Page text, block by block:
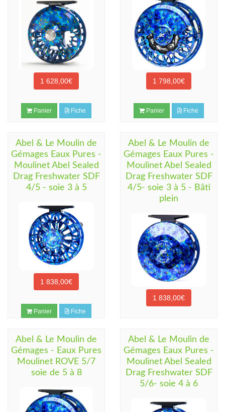
1 628,00€
Panier Fiche
1 798,00€
Panier Fiche
Abel & Le Moulin de
Gémages Eaux Pures -
Moulinet Abel Sealed
Drag Freshwater SDF
4/5 - soie 3 à 5
1 838,00€
Panier Fiche
Abel & Le Moulin de
Gémages Eaux Pures -
Moulinet Abel Sealed
Drag Freshwater SDF
4/5- soie 3 à 5 - Bâti
plein
1 838,00€
Abel & Le Moulin de
Gémages - Eaux Pures
Moulinet ROVE 5/7
soie de 5 à 8
Abel & Le Moulin de
Gémages Eaux Pures -
Moulinet Abel Sealed
Drag Freshwater SDF
5/6- soie 4 à 6